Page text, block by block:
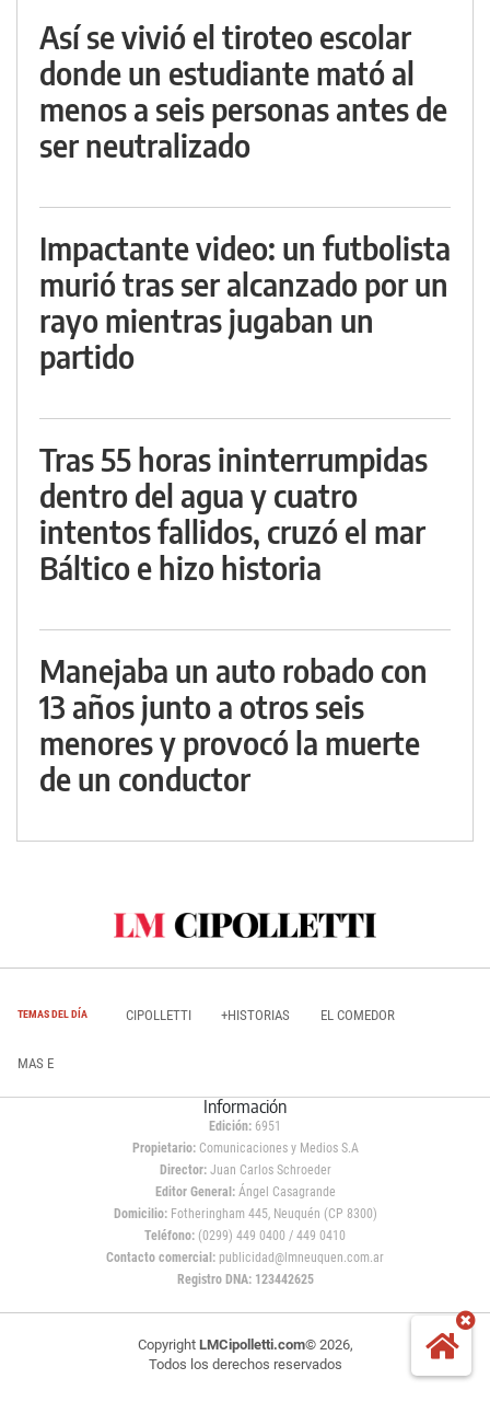
Así se vivió el tiroteo escolar
donde un estudiante mató al
menos a seis personas antes de
ser neutralizado
Impactante video: un futbolista
murió tras ser alcanzado por un
rayo mientras jugaban un
partido
Tras 55 horas ininterrumpidas
dentro del agua y cuatro
intentos fallidos, cruzó el mar
Báltico e hizo historia
Manejaba un auto robado con
13 años junto a otros seis
menores y provocó la muerte
de un conductor
TEMAS DEL DÍA CIPOLLETTI +HISTORIAS EL COMEDOR
MAS E
Información
Edición: 6951
Propietario:Comunicaciones y Medios S.A
Director: Juan Carlos Schroeder
Editor General:Ángel Casagrande
Domicilio:Fotheringham 445, Neuquén (CP 8300)
Teléfono: (0299) 449 0400 / 449 0410
Contacto comercial: publicidad@lmneuquen.com.ar
Registro DNA: 123442625
Copyright LMCipolletti.com© 2026,
Todos los derechos reservados